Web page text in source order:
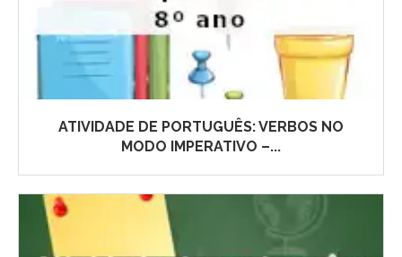
ATIVIDADE DE PORTUGUÊS: VERBOS NO
MODO IMPERATIVO –...